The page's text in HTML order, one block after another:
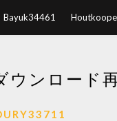
Bayuk34461
ンロード